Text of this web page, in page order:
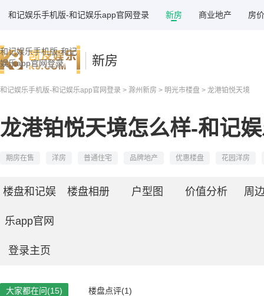
和记娱乐手机版-和记娱乐app官网登录 新房 商业地产 房价
和记娱乐手机版-和记
娱乐app官网登录
新房
和记娱乐手机版-和记娱乐app官网登录 > 滁州新房 > 明光市楼盘 > 龙港铂悦天境
龙港铂悦天境怎么样-和记
期房在售 洋房 普通住宅 品牌地产 优惠楼盘 花园洋房
楼盘和记娱
乐app官网
登录主页
楼盘相册 户型图 价值分析 周
大家都在问(15) 楼盘点评(1)